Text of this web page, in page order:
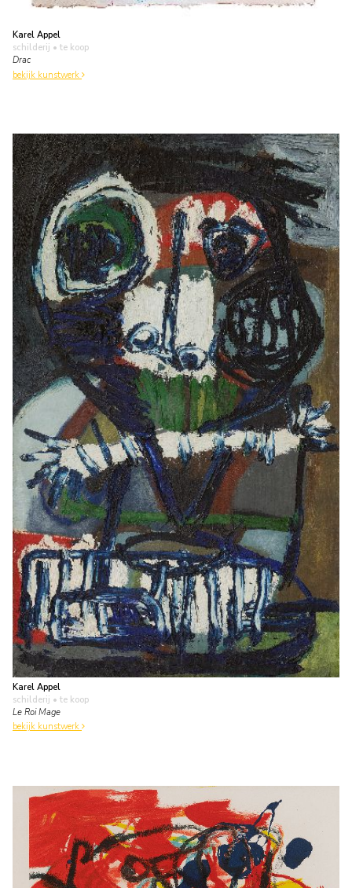
Karel Appel
schilderij • te koop
Drac
bekijk kunstwerk
Karel Appel
schilderij • te koop
Le Roi Mage
bekijk kunstwerk